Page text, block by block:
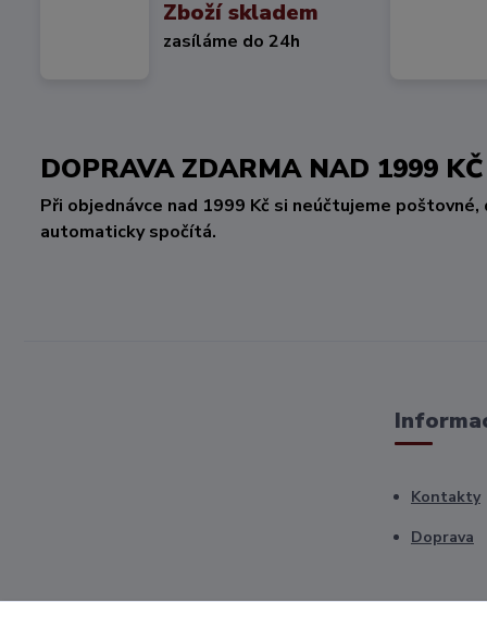
Zboží skladem
zasíláme do 24h
DOPRAVA ZDARMA NAD 1999
Při objednávce nad 1999 Kč si neúčtujeme
automaticky spočítá.
Kontakty
Doprava